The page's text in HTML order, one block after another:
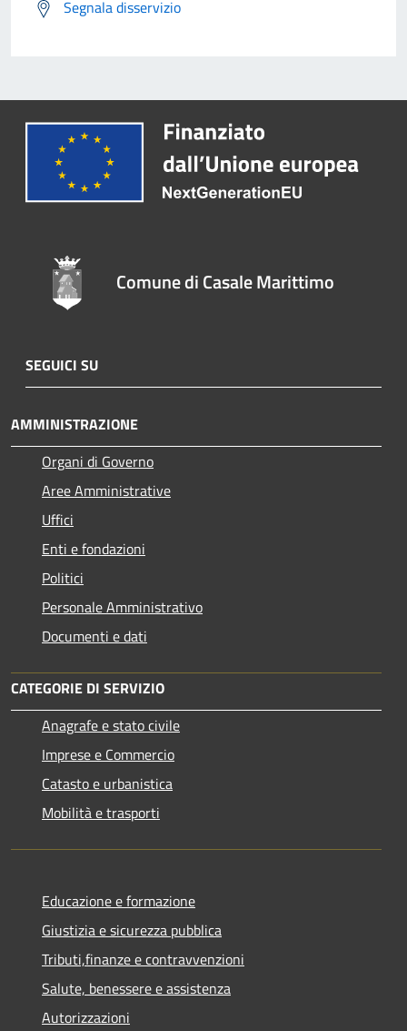
Segnala disservizio
Comune di Casale Marittimo
SEGUICI SU
AMMINISTRAZIONE
Organi di Governo
Aree Amministrative
Uffici
Enti e fondazioni
Politici
Personale Amministrativo
Documenti e dati
CATEGORIE DI SERVIZIO
Anagrafe e stato civile
Imprese e Commercio
Catasto e urbanistica
Mobilità e trasporti
Educazione e formazione
Giustizia e sicurezza pubblica
Tributi,finanze e contravvenzioni
Salute, benessere e assistenza
Autorizzazioni